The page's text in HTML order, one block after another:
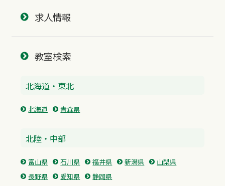
求人情報
教室検索
北海道・東北
北海道 青森県
北陸・中部
富山県 石川県 福井県 新潟県
山梨県
長野県
愛知県 静岡県